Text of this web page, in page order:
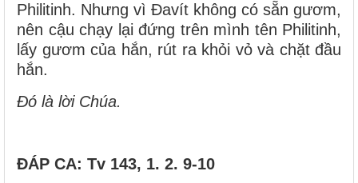
Philitinh. Nhưng vì Ðavít không có sẵn gươm,
nên cậu chạy lại đứng trên mình tên Philitinh,
lấy gươm của hắn, rút ra khỏi vỏ và chặt đầu
hắn.
Ðó là lời Chúa.
ĐÁP CA: Tv 143, 1. 2. 9-10